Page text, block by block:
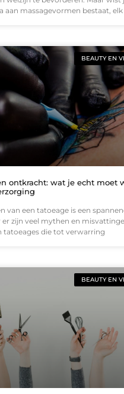
aan massagevormen bestaat, elk
BEAUTY EN
ontkracht: wat je echt moet
van een tatoeage is een
er zijn veel mythen en
tatoeages die tot verwarring
BEAUTY EN